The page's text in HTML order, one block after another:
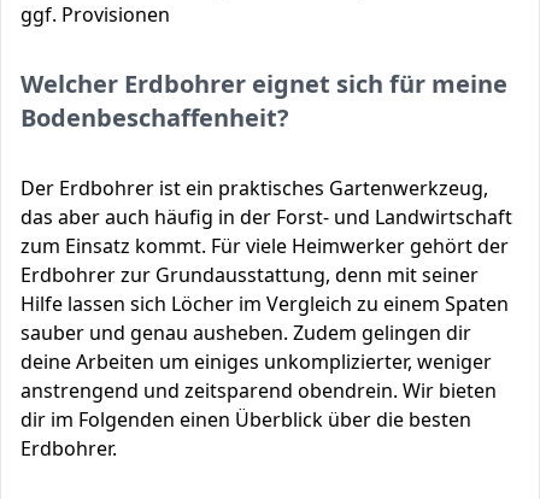
ggf. Provisionen
Welcher Erdbohrer eignet sich für meine
Bodenbeschaffenheit?
Der Erdbohrer ist ein praktisches Gartenwerkzeug,
das aber auch häufig in der Forst- und Landwirtschaft
zum Einsatz kommt. Für viele Heimwerker gehört der
Erdbohrer zur Grundausstattung, denn mit seiner
Hilfe lassen sich Löcher im Vergleich zu einem Spaten
sauber und genau ausheben. Zudem gelingen dir
deine Arbeiten um einiges unkomplizierter, weniger
anstrengend und zeitsparend obendrein. Wir bieten
dir im Folgenden einen Überblick über die besten
Erdbohrer.